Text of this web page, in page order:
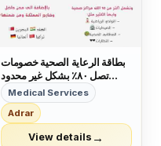
بطاقة الرعاية الصحية خصومات
تصل ٨٠٪ بشكل غير محدود
تشمل ١٠ الاف مركز صحي
والكثير منها الصيدليات اوالنوادي
والمطاعم الصحية وتجميلية كـ
زراعة الشعر والعمليات الجرحايه
Medical Services
Adrar
View details →